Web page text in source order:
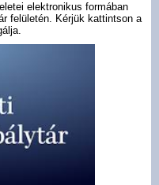
elektronikus formában
felületén. Kérjük kattintson a